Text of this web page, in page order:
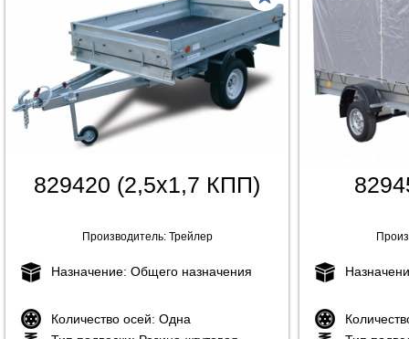
товар
829420 (2,5х1,7 КПП)
Производитель: Трейлер
Назначение: Общего назначения
Количество осей: Одна